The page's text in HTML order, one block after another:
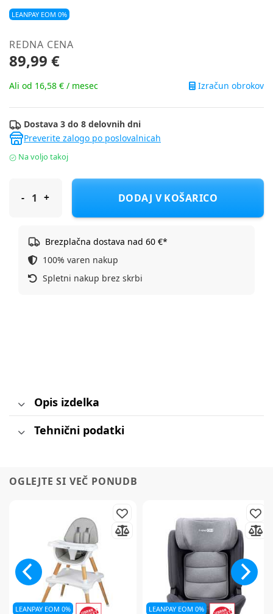
LEANPAY EOM 0%
REDNA CENA
89,99 €
Ali od 16,58 € / mesec Izračun obrokov
Dostava 3 do 8 delovnih dni
Preverite zalogo po poslovalnicah
Na voljo takoj
FreeON set stol in mizica (2 stola v setu), bear les
DODAJ V KOŠARICO
Brezplačna dostava nad 60 €*
100% varen nakup
Spletni nakup brez skrbi
Opis izdelka
Tehnični podatki
OGLEJTE SI VEČ PONUDB
LEANPAY EOM 0% LEANPAY EOM 0%